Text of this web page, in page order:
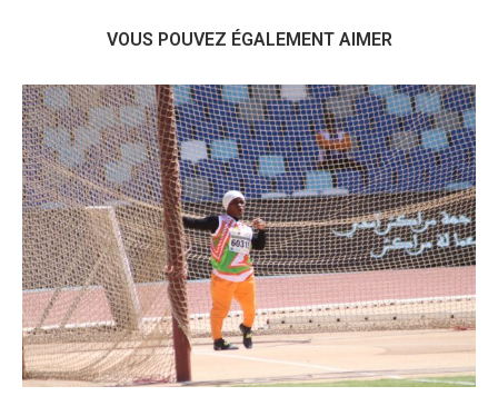
VOUS POUVEZ ÉGALEMENT AIMER